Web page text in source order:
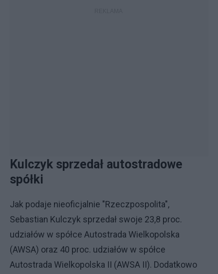
Kulczyk sprzedał autostradowe
spółki
Jak podaje nieoficjalnie "Rzeczpospolita",
Sebastian Kulczyk sprzedał swoje 23,8 proc.
udziałów w spółce Autostrada Wielkopolska
(AWSA) oraz 40 proc. udziałów w spółce
Autostrada Wielkopolska II (AWSA II). Dodatkowo